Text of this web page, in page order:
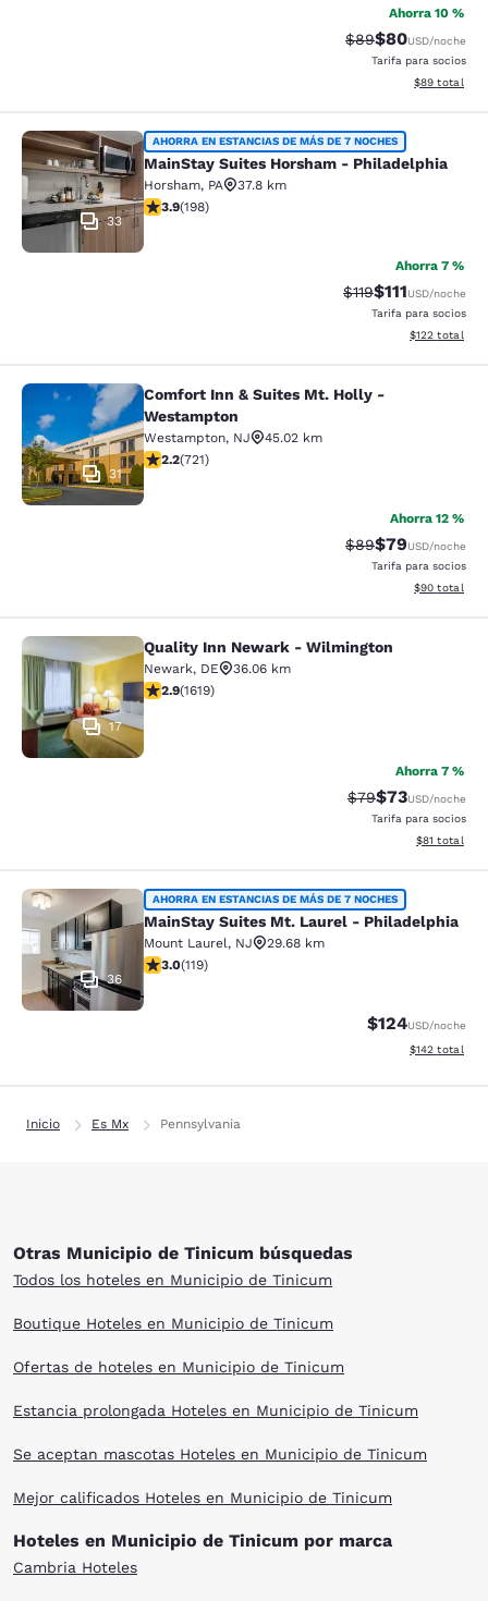
Ahorra 10 %
Precio tachado:
$89Precio con
$80USD/noche
Tarifa para socios
Ver detalles
$89 total
MainStay Suites Horsham -
33
AHORRA EN ESTANCIAS DE MÁS DE 7 NOCHES
MainStay Suites Horsham - Philadelphia
Horsham, PA
37.8 km
calificación de 3.89 estrellas. Bueno. 198 reseñas
3.9(198)
Ahorra 7 %
Precio tachado:
$119Precio con
$111USD/noche
Tarifa para socios
Ver detalles
$122 total
Comfort Inn & Suites Mt. Holly -
31
Comfort Inn & Suites Mt. Holly -
Westampton
Westampton, NJ
45.02 km
calificación de 2.22 estrellas. Feria. 721 reseñas
2.2(721)
Ahorra 12 %
Precio tachado:
$89Precio con
$79USD/noche
Tarifa para socios
Ver detalles
$90 total
Quality Inn Newark - Wilmington
17
Quality Inn Newark - Wilmington
Newark, DE
36.06 km
calificación de 2.86 estrellas. Feria. 1619 reseñas
2.9(1619)
Ahorra 7 %
Precio tachado:
$79Precio con
$73USD/noche
Tarifa para socios
Ver detalles
$81 total
MainStay Suites Mt. Laurel -
36
AHORRA EN ESTANCIAS DE MÁS DE 7 NOCHES
MainStay Suites Mt. Laurel - Philadelphia
Mount Laurel, NJ
29.68 km
calificación de 2.97 estrellas. Feria. 119 reseñas
3.0(119)
$124USD/noche
Ver detalles
$142 total
Inicio Es Mx Pennsylvania
Otras Municipio de Tinicum búsquedas
Todos los hoteles en Municipio de Tinicum
Boutique Hoteles en Municipio de Tinicum
Ofertas de hoteles en Municipio de Tinicum
Estancia prolongada Hoteles en Municipio de Tinicum
Se aceptan mascotas Hoteles en Municipio de Tinicum
Mejor calificados Hoteles en Municipio de Tinicum
Hoteles en Municipio de Tinicum por marca
Cambria Hoteles